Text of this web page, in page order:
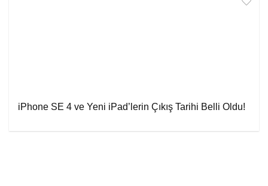
iPhone SE 4 ve Yeni iPad’lerin Çıkış Tarihi Belli Oldu!